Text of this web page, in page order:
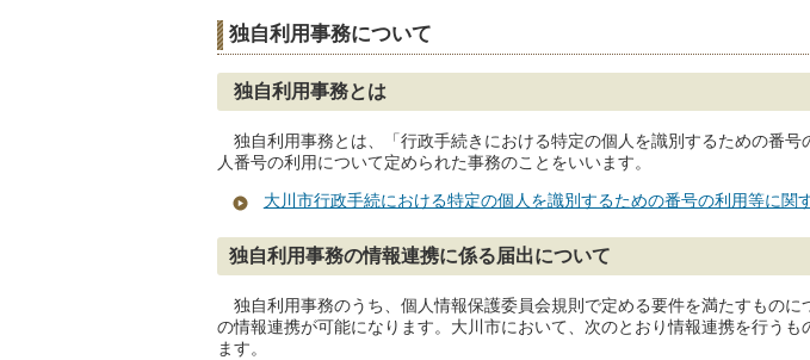
独自利用事務について
独自利用事務とは
独自利用事務とは、「行政手続きにおける特定の個人を識別するための番
人番号の利用について定められた事務のことをいいます。
大川市行政手続における特定の個人を識別するための番号の利用等に関
独自利用事務の情報連携に係る届出について
独自利用事務のうち、個人情報保護委員会規則で定める要件を満たすもの
の情報連携が可能になります。大川市において、次のとおり情報連携を行う
ます。